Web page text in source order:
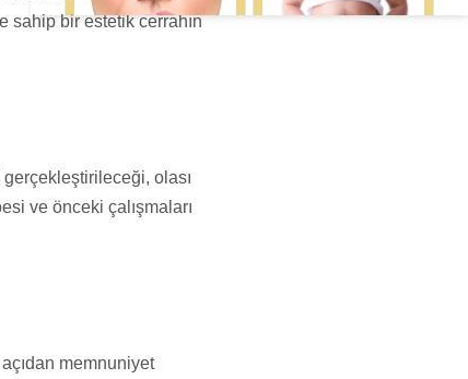
sahip bir estetik cerrahın
olası
ve önceki çalışmaları
memnuniyet